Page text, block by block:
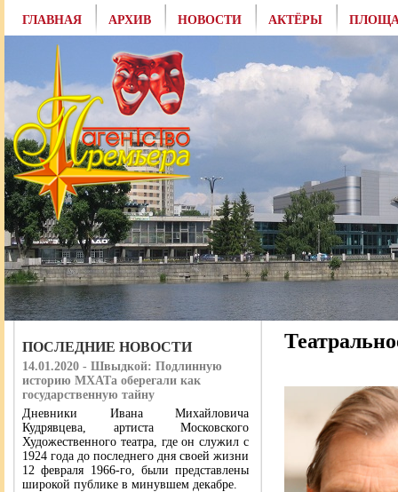
ГЛАВНАЯ АРХИВ НОВОСТИ АКТЁРЫ
ПОСЛЕДНИЕ НОВОСТИ
14.01.2020 - Швыдкой: Подлинную
историю МХАТа оберегали как
государственную тайну
Дневники Ивана Михайловича
Кудрявцева, артиста Московского
Художественного театра, где он служил с
1924 года до последнего дня своей жизни
12 февраля 1966-го, были представлены
широкой публике в минувшем декабре.